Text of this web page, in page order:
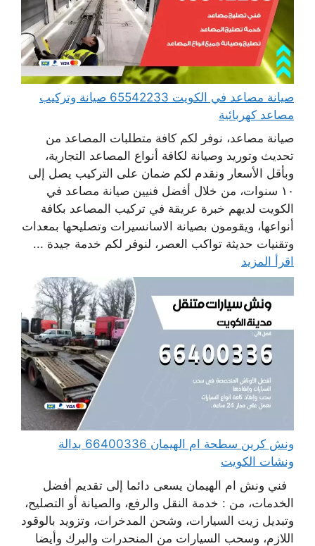
صيانة مصاعد في الكويت 65542233 صيانة وتركيب
مصاعد كهربائية
صيانة مصاعد، نوفر لكم كافة متطلبات المصاعد من
تحديث وتوريد وصيانة لكافة أنواع المصاعد التجارية،
وبأقل الأسعار ونقدم لكم ضمان على التركيب يصل إلى
١٠ سنوات، من خلال أفضل فنيين صيانة مصاعد في
الكويت لديهم خبرة عريقة في تركيب المصاعد بكافة
أنواعها، ويقومون بصيانة الاسانسيرات وتصليحها بمعدات
وتقنيات حديثة تواكب العصر، لنوفر لكم خدمة جيدة ...
اقرأ المزيد
ونش كرين سطحة ام الهيمان 66400336 بدالة
ونشات الكويت
فني ونش ام الهيمان يسعى دائما إلى تقديم أفضل
الخدمات، من : خدمة النقل والرفع، والصيانة أو التصليح،
وتبديل زيت السيارات، وشحن المدخرات، وتزويد بالوقود
اللازم، وسحب السيارات من المنحدرات والبرك وأيضا